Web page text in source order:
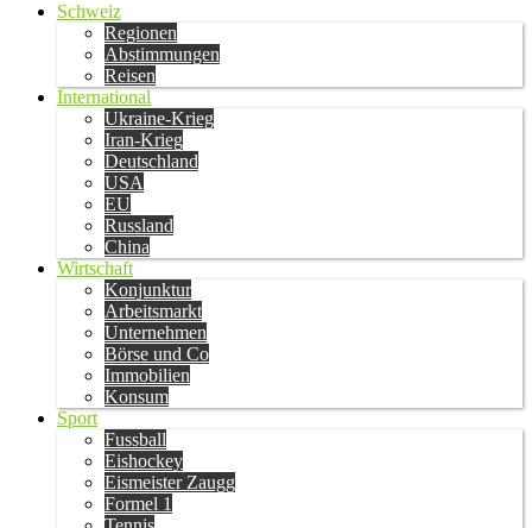
Schweiz
Regionen
Abstimmungen
Reisen
International
Ukraine-Krieg
Iran-Krieg
Deutschland
USA
EU
Russland
China
Wirtschaft
Konjunktur
Arbeitsmarkt
Unternehmen
Börse und Co
Immobilien
Konsum
Sport
Fussball
Eishockey
Eismeister Zaugg
Formel 1